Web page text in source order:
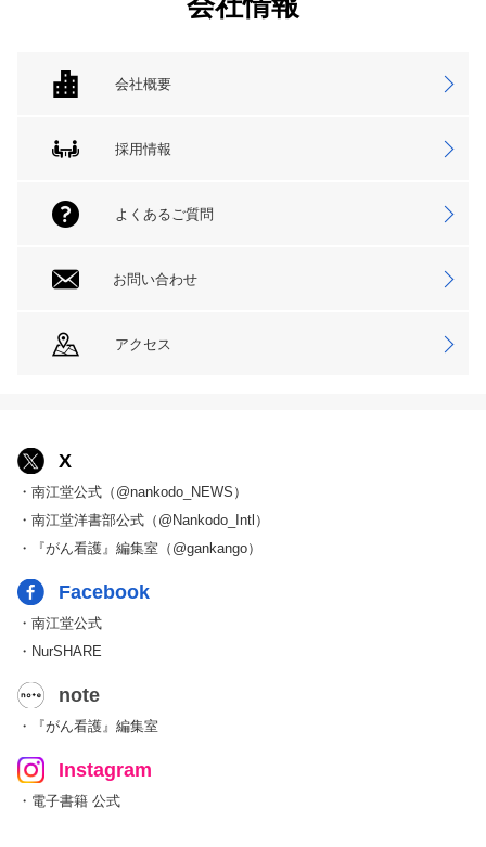
会社概要
採用情報
よくあるご質問
お問い合わせ
アクセス
X
・南江堂公式（@nankodo_NEWS）
・南江堂洋書部公式（@Nankodo_Intl）
・『がん看護』編集室（@gankango）
Facebook
・南江堂公式
・NurSHARE
note
・『がん看護』編集室
Instagram
・電子書籍 公式